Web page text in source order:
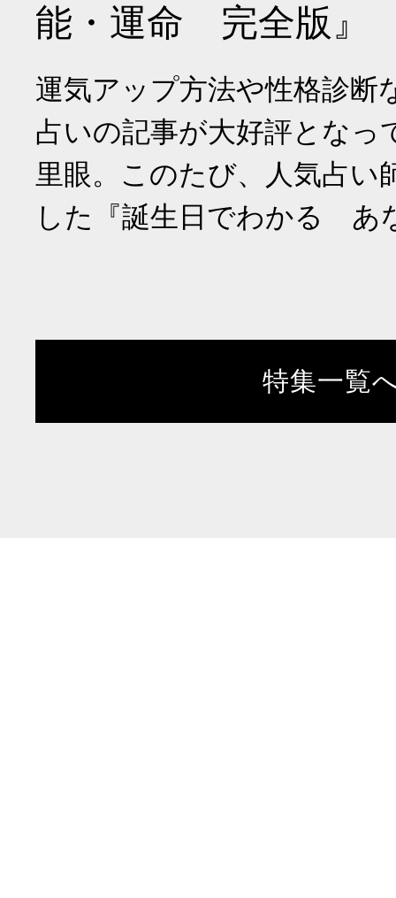
能・運命 完全版』
運気アップ方法や性格診断
占いの記事が大好評となっ
里眼。このたび、人気占い
した『誕生日でわかる あ
特集一覧